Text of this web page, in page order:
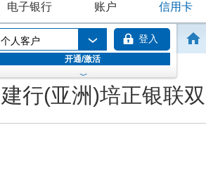
电子银行 账户 信用卡
个人客户 登入
开通/激活
建行(亚洲)培正银联